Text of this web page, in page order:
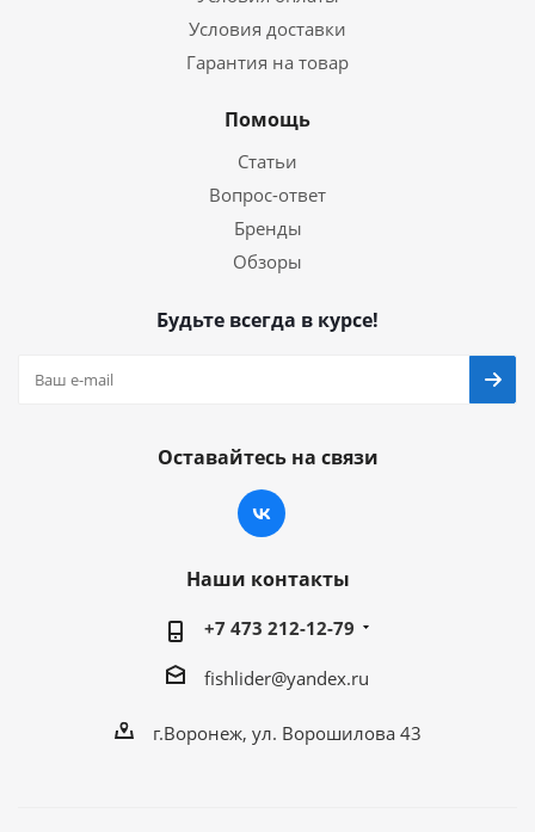
Условия доставки
Гарантия на товар
Помощь
Статьи
Вопрос-ответ
Бренды
Обзоры
Будьте всегда в курсе!
Оставайтесь на связи
Наши контакты
+7 473 212-12-79
fishlider@yandex.ru
г.Воронеж, ул. Ворошилова 43